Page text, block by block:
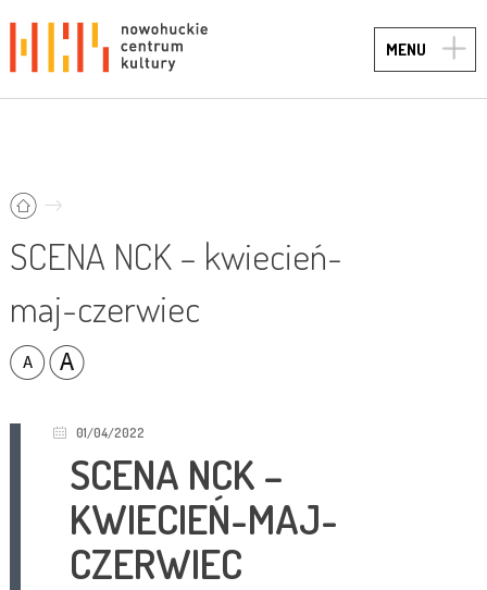
MENU
SCENA NCK – kwiecień-
maj-czerwiec
01/04/2022
SCENA NCK –
KWIECIEŃ-MAJ-
CZERWIEC